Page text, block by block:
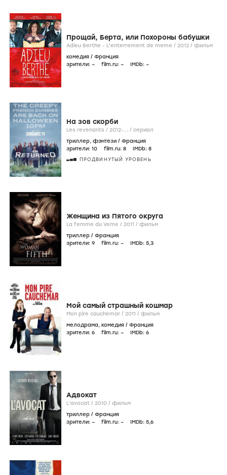
Прощай, Берта, или Похороны бабушки
Adieu Berthe - L'enterrement de meme / 2012 / фильм
комедия / Франция
зрители: – film.ru: – IMDb: –
На зов скорби
Les revenants / 2012-... / сериал
триллер, фэнтези / Франция
зрители: 10 film.ru: 8 IMDb: 8
ПРОДВИНУТЫЙ УРОВЕНЬ
Женщина из Пятого округа
La femme du Veme / 2011 / фильм
триллер / Франция
зрители: 9 film.ru: – IMDb: 5,3
Мой самый страшный кошмар
Mon pire cauchemar / 2011 / фильм
мелодрама, комедия / Франция
зрители: 6 film.ru: – IMDb: 6
Адвокат
L'avocat / 2010 / фильм
триллер / Франция
зрители: – film.ru: – IMDb: 5,6